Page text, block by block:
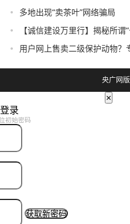
多地出现“卖茶叶”网络骗局
【诚信建设万里行】揭秘所谓
用户网上售卖二级保护动物？
央广网
×
录
初始密码
获取新密码